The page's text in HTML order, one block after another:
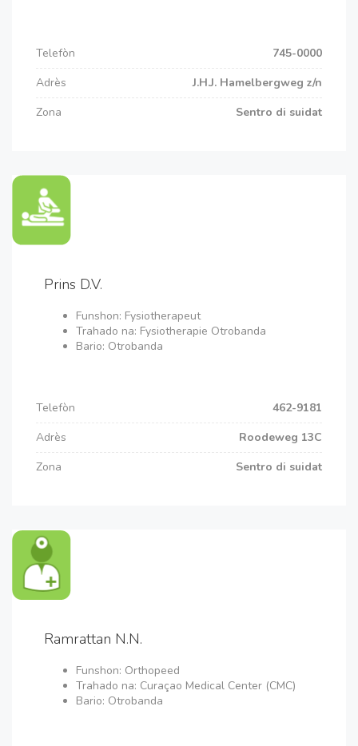
Telefòn
745-0000
Adrès
J.H.J. Hamelbergweg z/n
Zona
Sentro di suidat
Prins D.V.
Funshon: Fysiotherapeut
Trahado na: Fysiotherapie Otrobanda
Bario: Otrobanda
Telefòn
462-9181
Adrès
Roodeweg 13C
Zona
Sentro di suidat
Ramrattan N.N.
Funshon: Orthopeed
Trahado na: Curaçao Medical Center (CMC)
Bario: Otrobanda